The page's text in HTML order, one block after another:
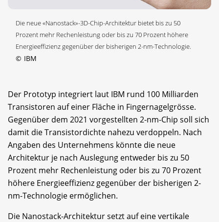
Die neue «Nanostack»-3D-Chip-Architektur bietet bis zu 50
Prozent mehr Rechenleistung oder bis zu 70 Prozent höhere
Energieeffizienz gegenüber der bisherigen 2-nm-Technologie.
© IBM
Der Prototyp integriert laut IBM rund 100 Milliarden
Transistoren auf einer Fläche in Fingernagelgrösse.
Gegenüber dem 2021 vorgestellten 2-nm-Chip soll sich
damit die Transistordichte nahezu verdoppeln. Nach
Angaben des Unternehmens könnte die neue
Architektur je nach Auslegung entweder bis zu 50
Prozent mehr Rechenleistung oder bis zu 70 Prozent
höhere Energieeffizienz gegenüber der bisherigen 2-
nm-Technologie ermöglichen.
Die Nanostack-Architektur setzt auf eine vertikale